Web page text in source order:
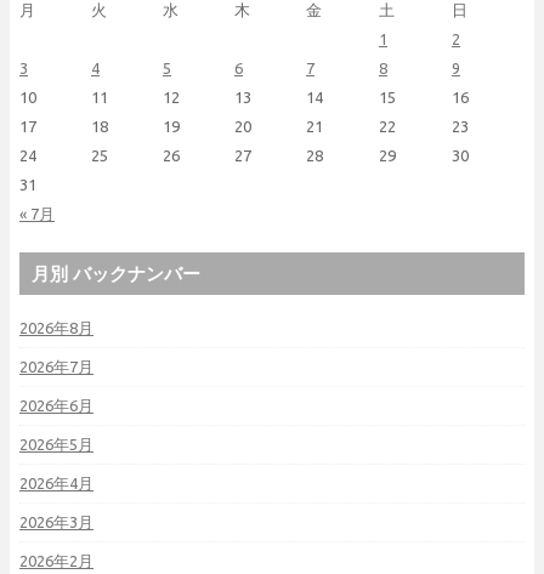
月
火 水 木 金 土 日
« 7月
1
2
3
4 5 6 7 8
9
10
11 12 13 14 15
16
17
18 19 20 21 22
23
24
25 26 27 28 29
30
31
月別 バックナンバー
2026年8月
2026年7月
2026年6月
2026年5月
2026年4月
2026年3月
2026年2月